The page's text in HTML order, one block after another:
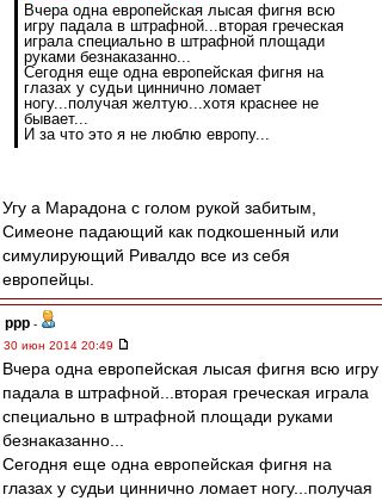
Вчера одна европейская лысая фигня всю
игру падала в штрафной...вторая греческая
играла специально в штрафной площади
руками безнаказанно...
Сегодня еще одна европейская фигня на
глазах у судьи циннично ломает
ногу...получая желтую...хотя краснее не
бывает...
И за что это я не люблю европу...
Угу а Марадона с голом рукой забитым,
Симеоне падающий как подкошенный или
симулирующий Ривалдо все из себя
европейцы.
ppp -
30 июн 2014 20:49
Вчера одна европейская лысая фигня всю игру
падала в штрафной...вторая греческая играла
специально в штрафной площади руками
безнаказанно...
Сегодня еще одна европейская фигня на
глазах у судьи циннично ломает ногу...получая